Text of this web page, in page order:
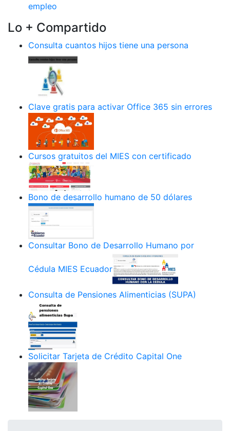
empleo
Lo + Compartido
Consulta cuantos hijos tiene una persona
Clave gratis para activar Office 365 sin errores
Cursos gratuitos del MIES con certificado
Bono de desarrollo humano de 50 dólares
Consultar Bono de Desarrollo Humano por
Cédula MIES Ecuador
Consulta de Pensiones Alimenticias (SUPA)
Solicitar Tarjeta de Crédito Capital One